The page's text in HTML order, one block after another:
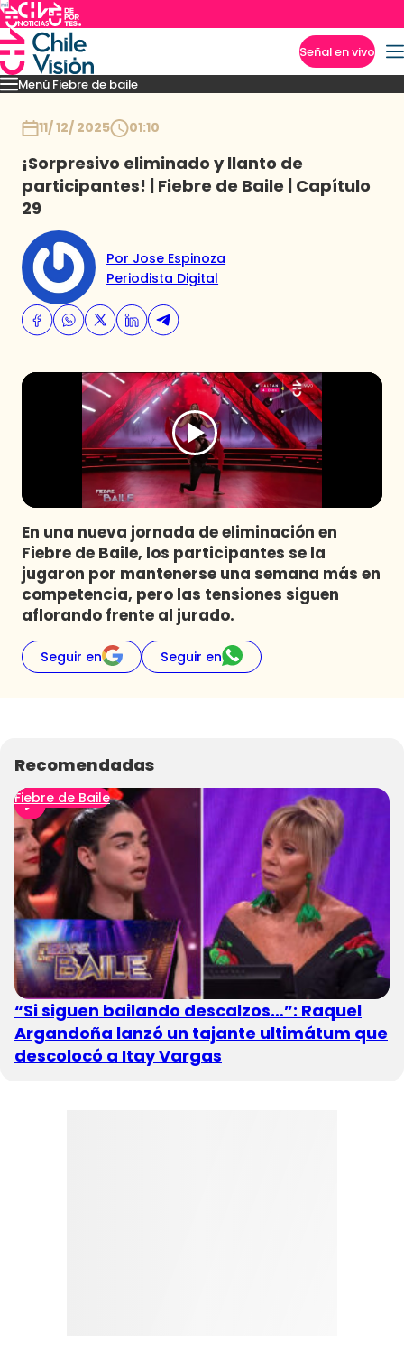
Señal en vivo
Menú Fiebre de baile
Mejores MomentosPresentacionesEl VAR-After del baile
11/ 12/ 2025 01:10
¡Sorpresivo eliminado y llanto de
participantes! | Fiebre de Baile | Capítulo
29
Por Jose Espinoza
Periodista Digital
En una nueva jornada de eliminación en
Fiebre de Baile, los participantes se la
jugaron por mantenerse una semana más en
competencia, pero las tensiones siguen
aflorando frente al jurado.
Seguir en Seguir en
Recomendadas
Fiebre de Baile
“Si siguen bailando descalzos…”: Raquel
Argandoña lanzó un tajante ultimátum que
descolocó a Itay Vargas
Imperdibles
Programas
Club De La Comedia
Contigo en Directo
Plan Perfecto
El Tiempo
Sabingo
Todos Los Programas